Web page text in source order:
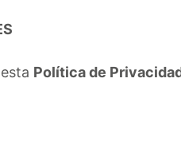
Política de